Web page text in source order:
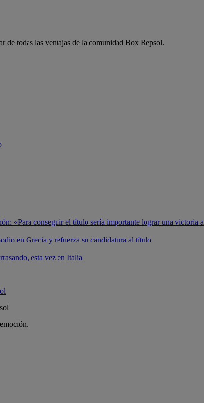
de todas las ventajas de la comunidad Box Repsol.
«Para conseguir el título sería importante lograr una victoria
en Grecia y refuerza su candidatura al título
esta vez en Italia